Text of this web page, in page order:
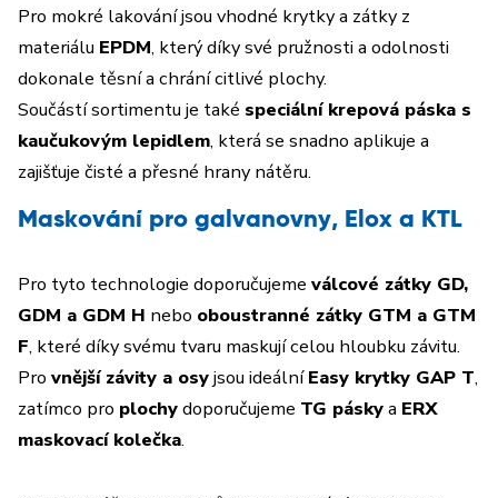
Pro mokré lakování jsou vhodné krytky a zátky z
materiálu EPDM, který díky své pružnosti a odolnosti
dokonale těsní a chrání citlivé plochy.
Součástí sortimentu je také speciální krepová páska s
kaučukovým lepidlem, která se snadno aplikuje a
zajišťuje čisté a přesné hrany nátěru.
Maskování pro galvanovny, Elox a KTL
Pro tyto technologie doporučujeme válcové zátky GD,
GDM a GDM H nebo oboustranné zátky GTM a GTM
F, které díky svému tvaru maskují celou hloubku závitu.
Pro vnější závity a osyjsou ideálníEasy krytky GAP T,
zatímco pro plochydoporučujeme TG páskya ERX
maskovací kolečka.